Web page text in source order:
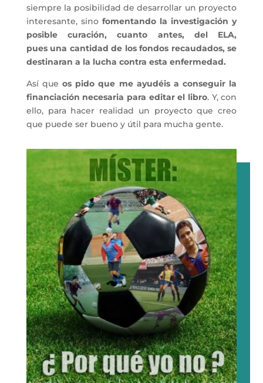
siempre la posibilidad de desarrollar un proyecto
interesante, sino fomentando la investigación y
posible curación, cuanto antes, del ELA,
pues una cantidad de los fondos recaudados, se
destinaran a la lucha contra esta enfermedad.
Así queos pido que me ayudéis a conseguir la
financiación necesaria para editar el libro. Y, con
ello, para hacer realidad un proyecto que creo
que puede ser bueno y útil para mucha gente.